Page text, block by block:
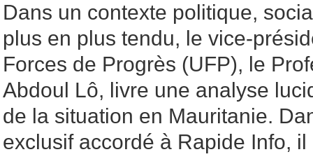
Dans un contexte politique,
plus en plus tendu, le vice-
Forces de Progrès (UFP), le
Abdoul Lô, livre une analyse
de la situation en Mauritanie.
exclusif accordé à Rapide Info,